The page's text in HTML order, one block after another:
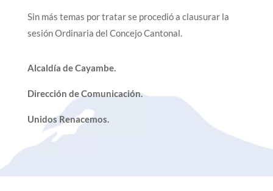
Sin más temas por tratar se procedió a clausurar la
sesión Ordinaria del Concejo Cantonal.
Alcaldía de Cayambe.
Dirección de Comunicación.
Unidos Renacemos.